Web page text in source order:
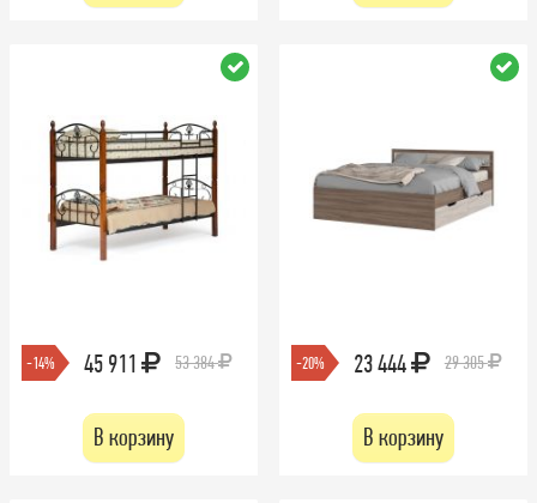
-14% 45 911 53 384
В корзину
-20% 23 444 29 305
В корзину